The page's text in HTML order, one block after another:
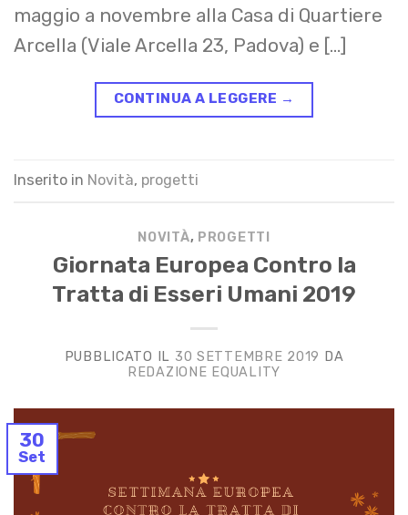
maggio a novembre alla Casa di Quartiere
Arcella (Viale Arcella 23, Padova) e […]
CONTINUA A LEGGERE →
Inserito in Novità, progetti
NOVITÀ, PROGETTI
Giornata Europea Contro la
Tratta di Esseri Umani 2019
PUBBLICATO IL 30 SETTEMBRE 2019 DA
REDAZIONE EQUALITY
30
Set